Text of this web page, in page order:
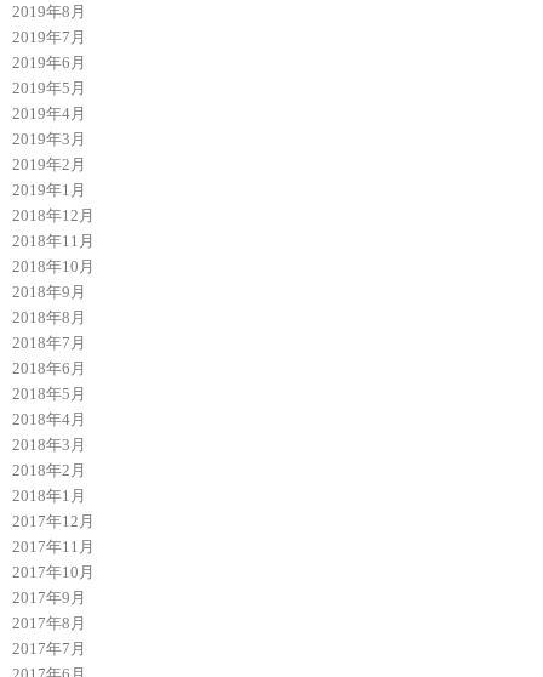
2019年8月
2019年7月
2019年6月
2019年5月
2019年4月
2019年3月
2019年2月
2019年1月
2018年12月
2018年11月
2018年10月
2018年9月
2018年8月
2018年7月
2018年6月
2018年5月
2018年4月
2018年3月
2018年2月
2018年1月
2017年12月
2017年11月
2017年10月
2017年9月
2017年8月
2017年7月